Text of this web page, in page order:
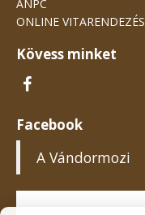
ANPC
ONLINE VITARENDEZÉS
Kövess minket
Facebook
A Vándormozi